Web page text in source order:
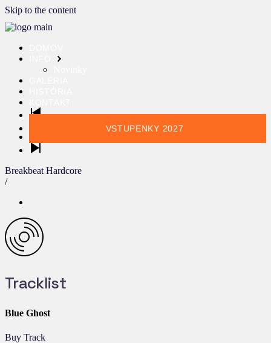
Skip to the content
VSTUPENKY 2027
Breakbeat Hardcore
/
Tracklist
Blue Ghost
Buy Track